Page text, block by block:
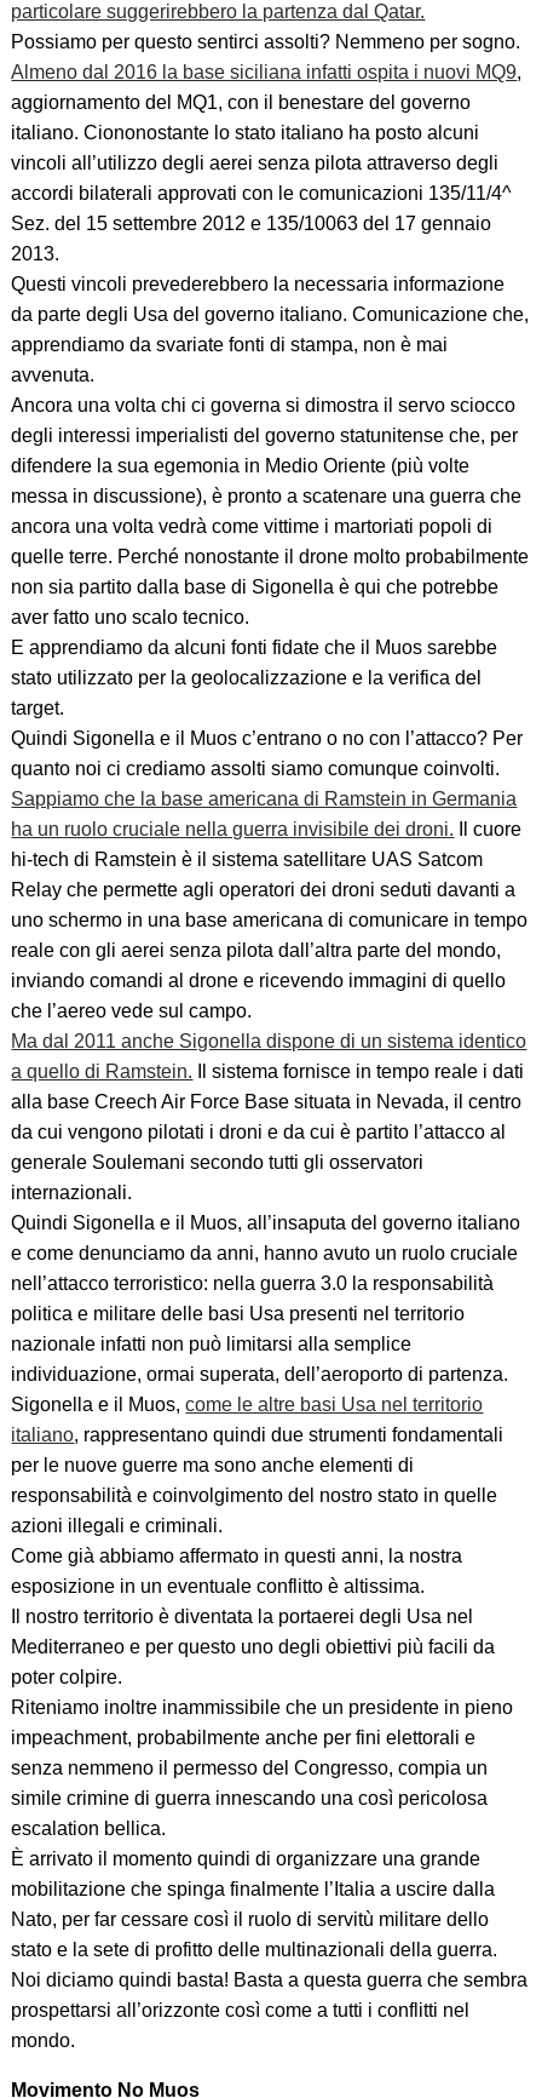
particolare suggerirebbero la partenza dal Qatar.
Possiamo per questo sentirci assolti? Nemmeno per sogno.
Almeno dal 2016 la base siciliana infatti ospita i nuovi MQ9,
aggiornamento del MQ1, con il benestare del governo
italiano. Ciononostante lo stato italiano ha posto alcuni
vincoli all’utilizzo degli aerei senza pilota attraverso degli
accordi bilaterali approvati con le comunicazioni 135/11/4^
Sez. del 15 settembre 2012 e 135/10063 del 17 gennaio
2013.
Questi vincoli prevederebbero la necessaria informazione
da parte degli Usa del governo italiano. Comunicazione che,
apprendiamo da svariate fonti di stampa, non è mai
avvenuta.
Ancora una volta chi ci governa si dimostra il servo sciocco
degli interessi imperialisti del governo statunitense che, per
difendere la sua egemonia in Medio Oriente (più volte
messa in discussione), è pronto a scatenare una guerra che
ancora una volta vedrà come vittime i martoriati popoli di
quelle terre. Perché nonostante il drone molto probabilmente
non sia partito dalla base di Sigonella è qui che potrebbe
aver fatto uno scalo tecnico.
E apprendiamo da alcuni fonti fidate che il Muos sarebbe
stato utilizzato per la geolocalizzazione e la verifica del
target.
Quindi Sigonella e il Muos c’entrano o no con l’attacco? Per
quanto noi ci crediamo assolti siamo comunque coinvolti.
Sappiamo che la base americana di Ramstein in Germania
ha un ruolo cruciale nella guerra invisibile dei droni. Il cuore
hi-tech di Ramstein è il sistema satellitare UAS Satcom
Relay che permette agli operatori dei droni seduti davanti a
uno schermo in una base americana di comunicare in tempo
reale con gli aerei senza pilota dall’altra parte del mondo,
inviando comandi al drone e ricevendo immagini di quello
che l’aereo vede sul campo.
Ma dal 2011 anche Sigonella dispone di un sistema identico
a quello di Ramstein. Il sistema fornisce in tempo reale i dati
alla base Creech Air Force Base situata in Nevada, il centro
da cui vengono pilotati i droni e da cui è partito l’attacco al
generale Soulemani secondo tutti gli osservatori
internazionali.
Quindi Sigonella e il Muos, all’insaputa del governo italiano
e come denunciamo da anni, hanno avuto un ruolo cruciale
nell’attacco terroristico: nella guerra 3.0 la responsabilità
politica e militare delle basi Usa presenti nel territorio
nazionale infatti non può limitarsi alla semplice
individuazione, ormai superata, dell’aeroporto di partenza.
Sigonella e il Muos,come le altre basi Usa nel territorio
italiano, rappresentano quindi due strumenti fondamentali
per le nuove guerre ma sono anche elementi di
responsabilità e coinvolgimento del nostro stato in quelle
azioni illegali e criminali.
Come già abbiamo affermato in questi anni, la nostra
esposizione in un eventuale conflitto è altissima.
Il nostro territorio è diventata la portaerei degli Usa nel
Mediterraneo e per questo uno degli obiettivi più facili da
poter colpire.
Riteniamo inoltre inammissibile che un presidente in pieno
impeachment, probabilmente anche per fini elettorali e
senza nemmeno il permesso del Congresso, compia un
simile crimine di guerra innescando una così pericolosa
escalation bellica.
È arrivato il momento quindi di organizzare una grande
mobilitazione che spinga finalmente l’Italia a uscire dalla
Nato, per far cessare così il ruolo di servitù militare dello
stato e la sete di profitto delle multinazionali della guerra.
Noi diciamo quindi basta! Basta a questa guerra che sembra
prospettarsi all’orizzonte così come a tutti i conflitti nel
mondo.
Movimento No Muos